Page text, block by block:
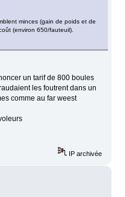
minces (gain de poids et de
(environ 650/fauteuil).
un tarif de 800 boules
les foutrent dans un
comme au far weest
IP archivée